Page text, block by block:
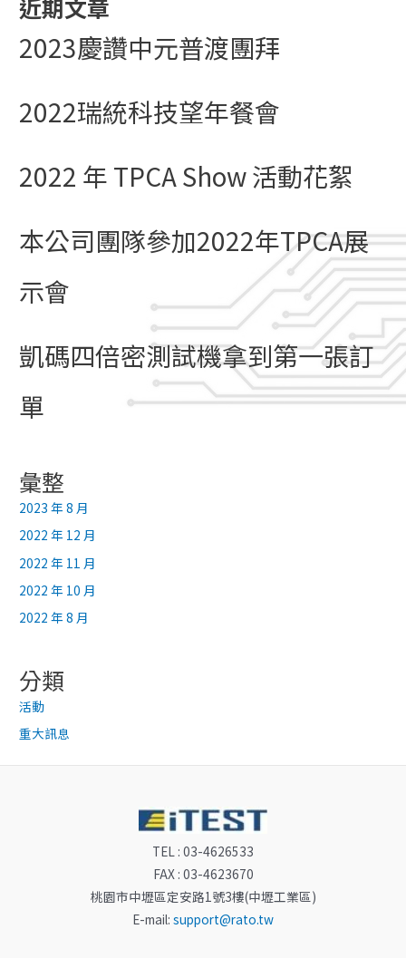
近期文章
2023慶讚中元普渡團拜
2022瑞統科技望年餐會
2022 年 TPCA Show 活動花絮
本公司團隊參加2022年TPCA展
示會
凱碼四倍密測試機拿到第一張訂
單
彙整
2023 年 8 月
2022 年 12 月
2022 年 11 月
2022 年 10 月
2022 年 8 月
分類
活動
重大訊息
TEL : 03-4626533
FAX : 03-4623670
桃園市中壢區定安路1號3樓(中壢工業區)
E-mail: support@rato.tw